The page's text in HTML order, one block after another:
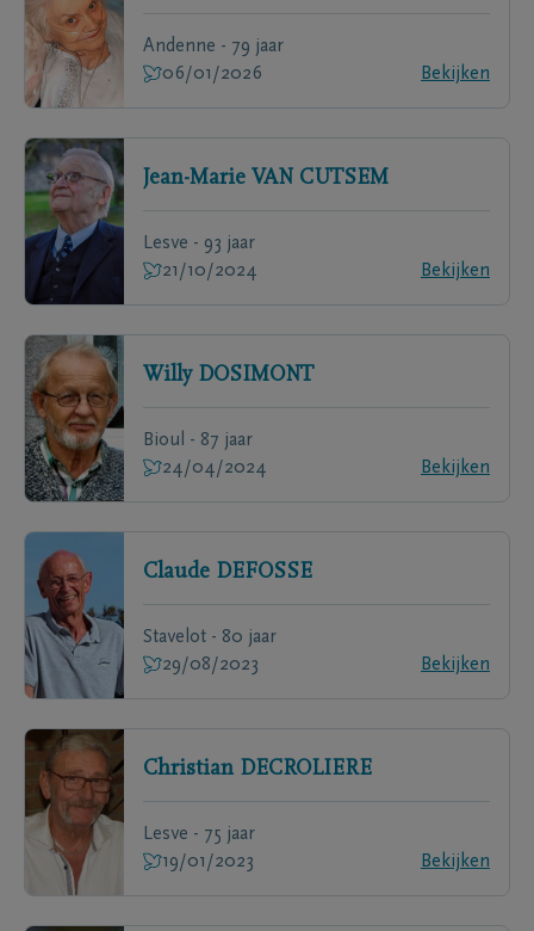
Andenne - 79 jaar
06/01/2026
Bekijken
Jean-Marie VAN CUTSEM
Lesve - 93 jaar
21/10/2024
Bekijken
Willy DOSIMONT
Bioul - 87 jaar
24/04/2024
Bekijken
Claude DEFOSSE
Stavelot - 80 jaar
29/08/2023
Bekijken
Christian DECROLIERE
Lesve - 75 jaar
19/01/2023
Bekijken